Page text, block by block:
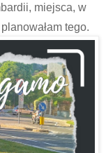
miejsca, w
tego.